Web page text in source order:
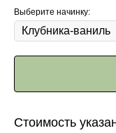
Выберите начинку:
Стоимость